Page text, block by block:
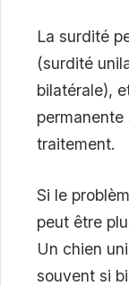
La surdité
(surdité
bilatérale),
permanente
traitement.
Si le
peut être
Un chien
souvent si